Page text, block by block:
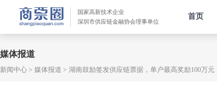
国家高新技术企业
深圳市供应链金融协会理事单位
首页
媒体报道
新闻中心 媒体报道 湖南鼓励签发供应链票据，单户最高奖励100万元